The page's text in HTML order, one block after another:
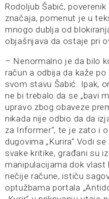
Rodoljub Šabić,
značaja, pomenut je u
mnogo dublja od
objašnjava da ostaje pri
– Nenormalno je da bilo
račun a odbija da kaže
svom stavu Šabić. Ipak,
ne bi trebalo da se „bavi
upravo zbog obaveze
nikada nije odbio da da
za Informer“, te je zato i
dugovima „Kurira“.Vodi
svake kritike, građani su
manipulacijama dok vlast
nečije račune, ističu
optužbama portala